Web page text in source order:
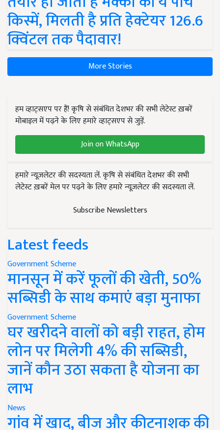
किस्में, मिलती है प्रति हेक्टेयर 126.6
क्विंटल तक पैदावार!
More Stories
हम व्हाट्सएप पर हैं! कृषि से संबंधित देशभर की सभी लेटेस्ट ख़बरें
मोबाइल में पढ़ने के लिए हमारे व्हाट्सएप से जुड़ें.
Join on WhatsApp
हमारे न्यूज़लेटर की सदस्यता लें. कृषि से संबंधित देशभर की सभी
लेटेस्ट ख़बरें मेल पर पढ़ने के लिए हमारे न्यूज़लेटर की सदस्यता लें.
Subscribe Newsletters
Latest feeds
Government Scheme
मानसून में करें फूलों की खेती, 50%
सब्सिडी के साथ कमाएं बड़ा मुनाफा
Government Scheme
घर खरीदने वालों को बड़ी राहत, होम
लोन पर मिलेगी 4% की सब्सिडी,
जानें कौन उठा सकता है योजना का
लाभ
News
गांव में खाद, बीज और कीटनाशक की